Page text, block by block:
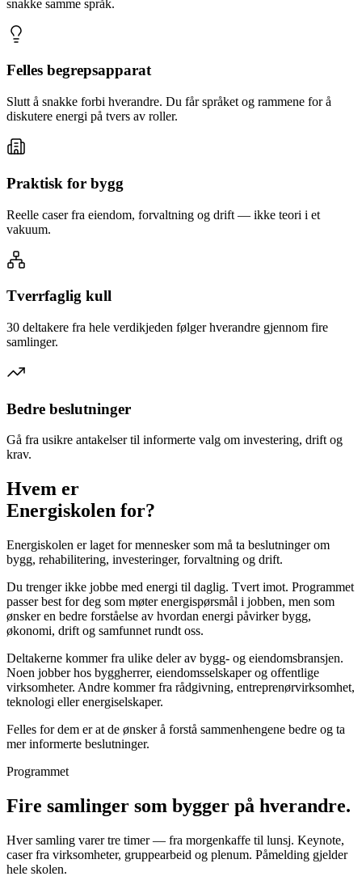
snakke samme språk.
Felles begrepsapparat
Slutt å snakke forbi hverandre. Du får språket og rammene for å
diskutere energi på tvers av roller.
Praktisk for bygg
Reelle caser fra eiendom, forvaltning og drift — ikke teori i et
vakuum.
Tverrfaglig kull
30 deltakere fra hele verdikjeden følger hverandre gjennom fire
samlinger.
Bedre beslutninger
Gå fra usikre antakelser til informerte valg om investering, drift og
krav.
Hvem er
Energiskolen for?
Energiskolen er laget for mennesker som må ta beslutninger om
bygg, rehabilitering, investeringer, forvaltning og drift.
Du trenger ikke jobbe med energi til daglig. Tvert imot. Programmet
passer best for deg som møter energispørsmål i jobben, men som
ønsker en bedre forståelse av hvordan energi påvirker bygg,
økonomi, drift og samfunnet rundt oss.
Deltakerne kommer fra ulike deler av bygg- og eiendomsbransjen.
Noen jobber hos byggherrer, eiendomsselskaper og offentlige
virksomheter. Andre kommer fra rådgivning, entreprenørvirksomhet,
teknologi eller energiselskaper.
Felles for dem er at de ønsker å forstå sammenhengene bedre og ta
mer informerte beslutninger.
Programmet
Fire samlinger som bygger på hverandre.
Hver samling varer tre timer — fra morgenkaffe til lunsj. Keynote,
caser fra virksomheter, gruppearbeid og plenum. Påmelding gjelder
hele skolen.